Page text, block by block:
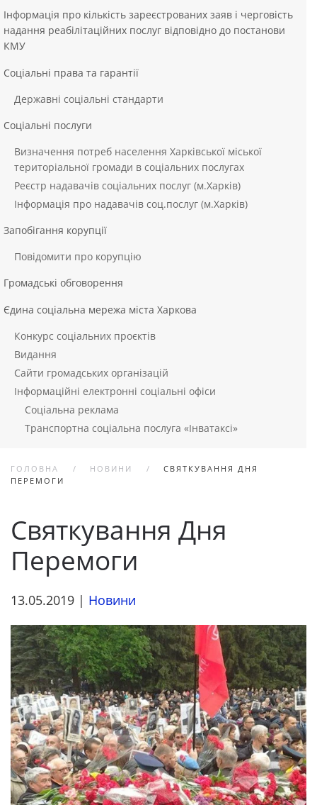
Інформація про кількість зареєстрованих заяв і черговість
надання реабілітаційних послуг відповідно до постанови
КМУ
Соціальні права та гарантії
Державні соціальні стандарти
Соціальні послуги
Визначення потреб населення Харківської міської
територіальної громади в соціальних послугах
Реєстр надавачів соціальних послуг (м.Харків)
Інформація про надавачів соц.послуг (м.Харків)
Запобігання корупції
Повідомити про корупцію
Громадські обговорення
Єдина соціальна мережа міста Харкова
Конкурс соціальних проєктів
Видання
Сайти громадських організацій
Інформаційні електронні соціальні офіси
Соціальна реклама
Транспортна соціальна послуга «Інватаксі»
ГОЛОВНА НОВИНИ
СВЯТКУВАННЯ ДНЯ
ПЕРЕМОГИ
Святкування Дня
Перемоги
13.05.2019 | Новини